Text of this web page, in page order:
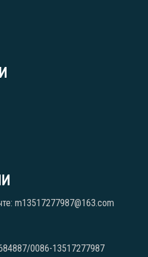
m13517277987@163.com
0086-13517277987